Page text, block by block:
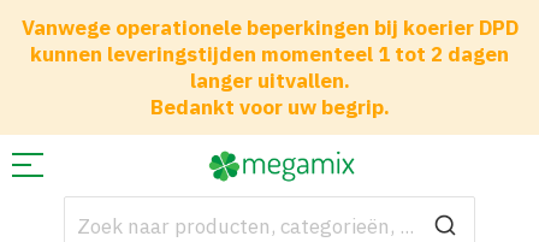
Vanwege operationele beperkingen bij koerier DPD
kunnen leveringstijden momenteel 1 tot 2 dagen
langer uitvallen.
Bedankt voor uw begrip.